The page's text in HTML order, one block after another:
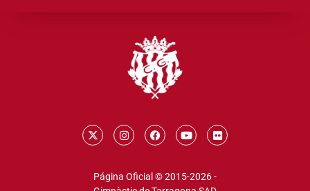
Página Oficial © 2015-2026 -